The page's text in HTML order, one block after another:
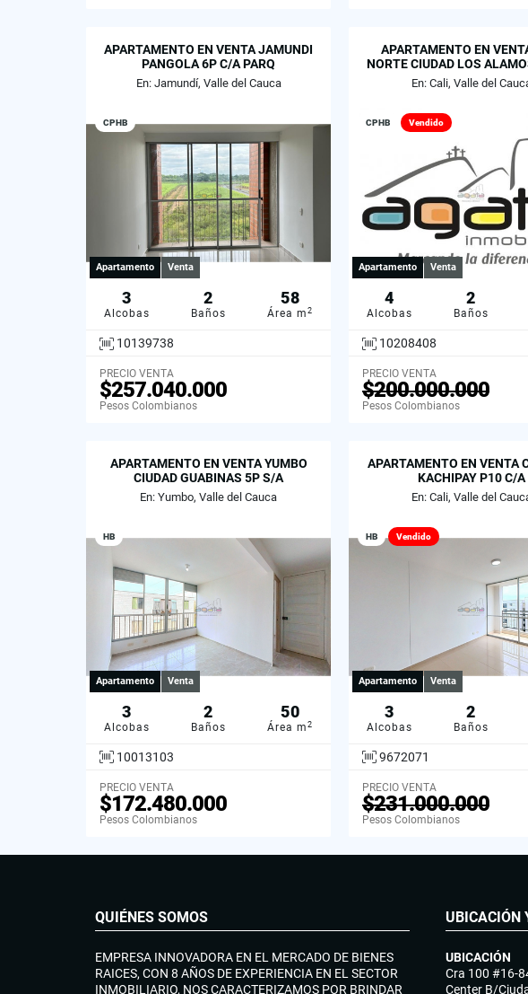
APARTAMENTO EN VENTA JAMUNDI
PANGOLA 6P C/A PARQ
En: Jamundí, Valle del Cauca
CPHB
Apartamento Venta
3
Alcobas
2
Baños
58
Área m 2
10139738
PRECIO VENTA
$257.040.000
Pesos Colombianos
APARTAMENTO EN
NORTE CIUDAD LOS
En: Cali, Valle del
CPHB Vendido
Apartamento Venta
4
Alcobas
2
Baños
10208408
PRECIO VENTA
$200.000.000
Pesos Colombianos
APARTAMENTO EN VENTA YUMBO
CIUDAD GUABINAS 5P S/A
En: Yumbo, Valle del Cauca
HB
Apartamento Venta
3
Alcobas
2
Baños
50
Área m 2
10013103
PRECIO VENTA
$172.480.000
Pesos Colombianos
APARTAMENTO EN VENTA
KACHIPAY P10 C/A
En: Cali, Valle del
HB Vendido
Apartamento Venta
3
Alcobas
2
Baños
9672071
PRECIO VENTA
$231.000.000
Pesos Colombianos
QUIÉNES SOMOS
EMPRESA INNOVADORA EN EL MERCADO DE BIENES
RAICES, CON 8 AÑOS DE EXPERIENCIA EN EL SECTOR
INMOBILIARIO, NOS CARACTERIZAMOS POR BRINDAR
UBICACIÓN
UBICACIÓN
Cra 100 #16-
Center B/